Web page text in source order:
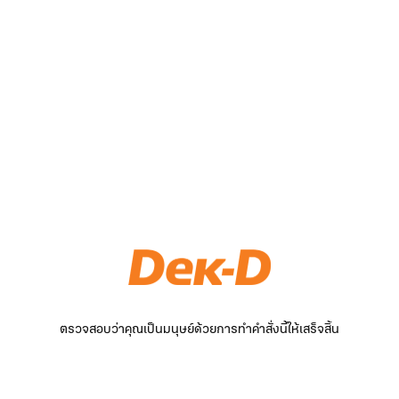
ตรวจสอบว่าคุณเป็นมนุษย์ด้วยการทำคำสั่งนี้ให้เสร็จสิ้น